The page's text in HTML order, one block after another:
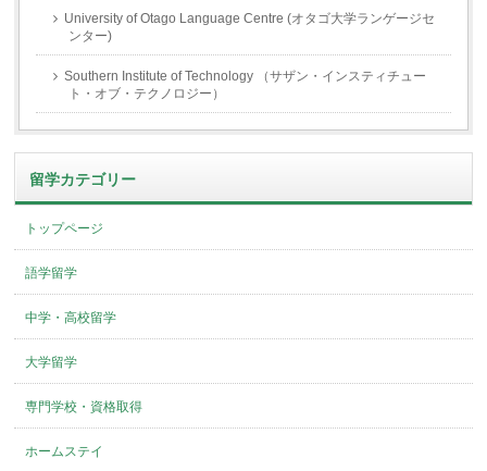
University of Otago Language Centre (オタゴ大学ランゲージセ
ンター)
Southern Institute of Technology （サザン・インスティチュー
ト・オブ・テクノロジー）
留学カテゴリー
トップページ
語学留学
中学・高校留学
大学留学
専門学校・資格取得
ホームステイ